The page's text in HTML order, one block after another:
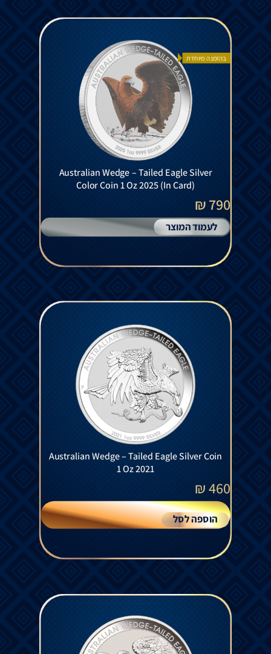
בהזמנה מיוחדת
Australian Wedge – Tailed Eagle Silver
Color Coin 1 Oz 2025 (In Card)
790 ₪
לעמוד המוצר
Australian Wedge – Tailed Eagle Silver Coin
1 Oz 2021
460
₪
הוספה לסל